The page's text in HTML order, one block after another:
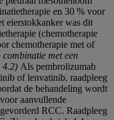
en 30 % voor
eierstokkanker was dit
(chemotherapie
chemotherapie met of
met een
4.2) Als pembrolizumab
of lenvatinib, raadpleeg
de behandeling wordt
aanvullende
RCC. Raadpleeg